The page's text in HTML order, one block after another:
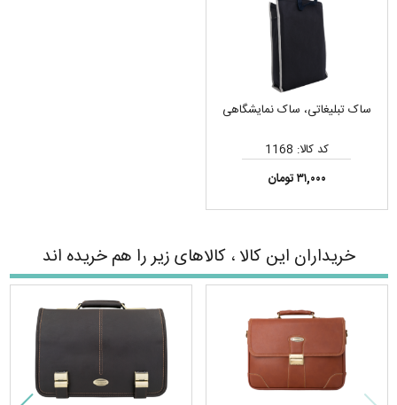
ساک تبلیغاتی، ساک نمایشگاهی
کد کالا: 1168
۳۱,۰۰۰ تومان
خریداران این کالا ، کالاهای زیر را هم خریده اند